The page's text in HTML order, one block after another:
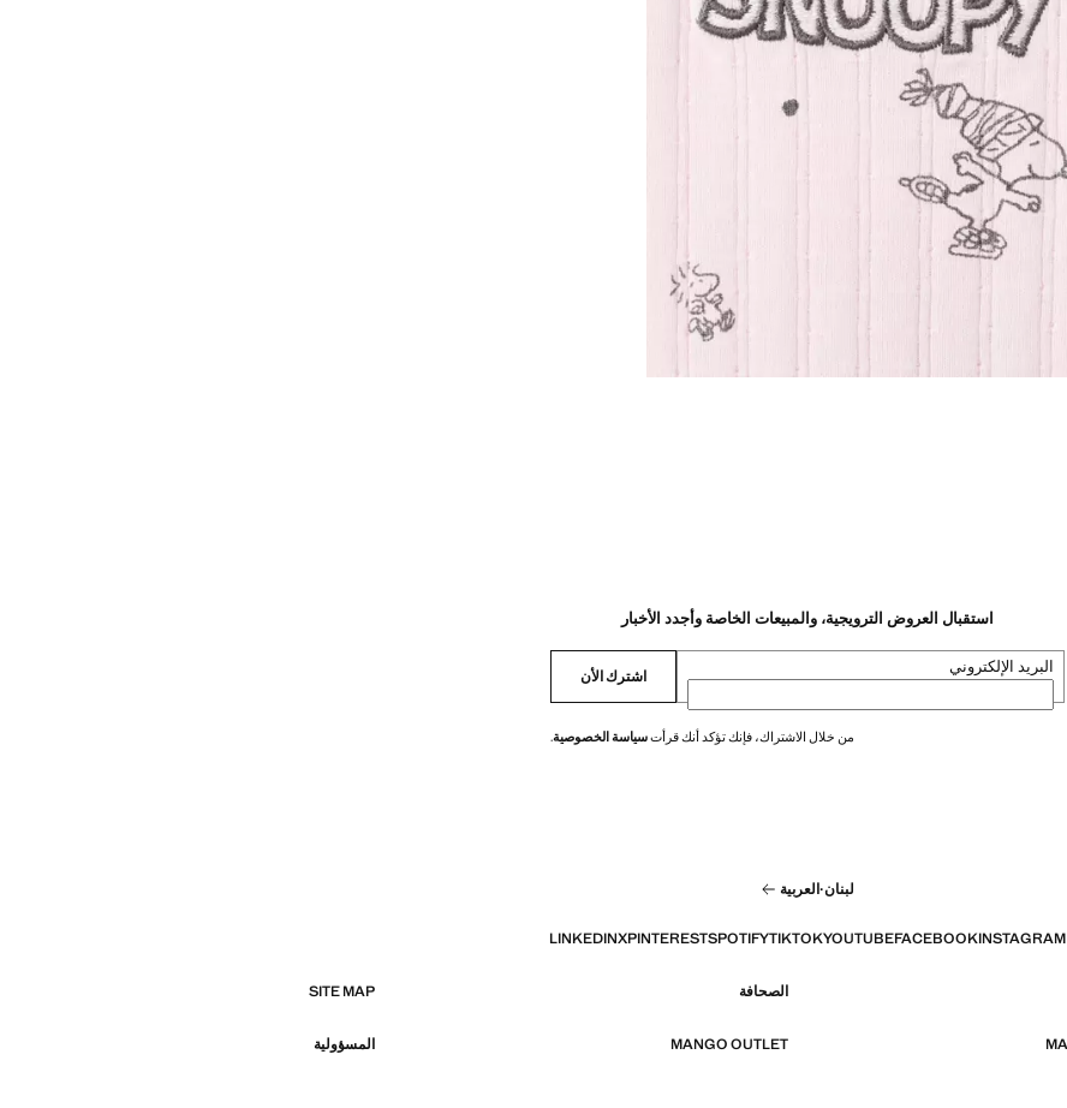
استقبال العروض الترويجية، والمبيعات الخاصة وأجدد الأخبار
البريد الإلكتروني اشترك الأن
من خلال الاشتراك، فإنك تؤكد أنك قرأتسياسة الخصوصية.
لبنان·العربية
INSTAGRAM
FACEBOOK
YOUTUBE
TIKTOK
SPOTIFY
PINTEREST
X
LINKEDIN
الصحافة SITE MAP
MANGO OUTLET المسؤولية